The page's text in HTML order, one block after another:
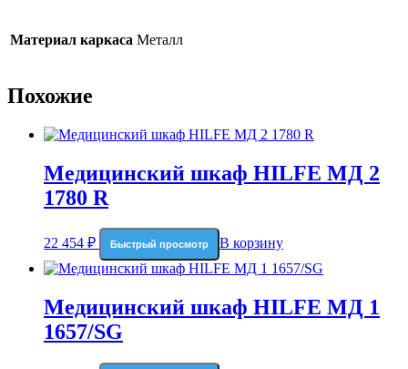
Материал каркаса Металл
Похожие
Медицинский шкаф HILFE МД 2
1780 R
22 454 ₽ Быстрый просмотр В корзину
Медицинский шкаф HILFE МД 1
1657/SG